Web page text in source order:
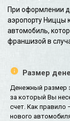
При оформлении
аэропорту Ниццы
автомобиль,
франшизой в
Размер
Денежный размер
за который Вы
счет. Как правило
нового